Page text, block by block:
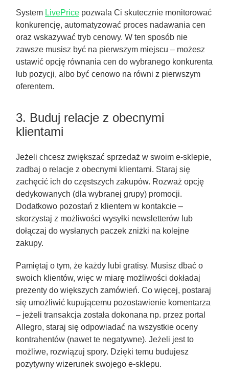
System LivePrice pozwala Ci skutecznie monitorować
konkurencję, automatyzować proces nadawania cen
oraz wskazywać tryb cenowy. W ten sposób nie
zawsze musisz być na pierwszym miejscu – możesz
ustawić opcję równania cen do wybranego konkurenta
lub pozycji, albo być cenowo na równi z pierwszym
oferentem.
3. Buduj relacje z obecnymi
klientami
Jeżeli chcesz zwiększać sprzedaż w swoim e-sklepie,
zadbaj o relacje z obecnymi klientami. Staraj się
zachęcić ich do częstszych zakupów. Rozważ opcję
dedykowanych (dla wybranej grupy) promocji.
Dodatkowo pozostań z klientem w kontakcie –
skorzystaj z możliwości wysyłki newsletterów lub
dołączaj do wysłanych paczek zniżki na kolejne
zakupy.
Pamiętaj o tym, że każdy lubi gratisy. Musisz dbać o
swoich klientów, więc w miarę możliwości dokładaj
prezenty do większych zamówień. Co więcej, postaraj
się umożliwić kupującemu pozostawienie komentarza
– jeżeli transakcja została dokonana np. przez portal
Allegro, staraj się odpowiadać na wszystkie oceny
kontrahentów (nawet te negatywne). Jeżeli jest to
możliwe, rozwiązuj spory. Dzięki temu budujesz
pozytywny wizerunek swojego e-sklepu.